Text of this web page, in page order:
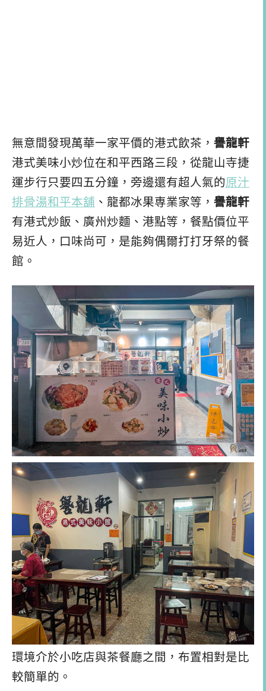
無意間發現萬華一家平價的港式飲茶， 譽龍軒
港式美味小炒位在和平西路三段，從龍山寺捷
運步行只要四五分鐘，旁邊還有超人氣的原汁
排骨湯和平本舖 、龍都冰果専業家等， 譽龍軒
有港式炒飯、廣州炒麵、港點等，餐點價位平
易近人，口味尚可，是能夠偶爾打打牙祭的餐
館。
環境介於小吃店與茶餐廳之間，布置相對是比
較簡單的。